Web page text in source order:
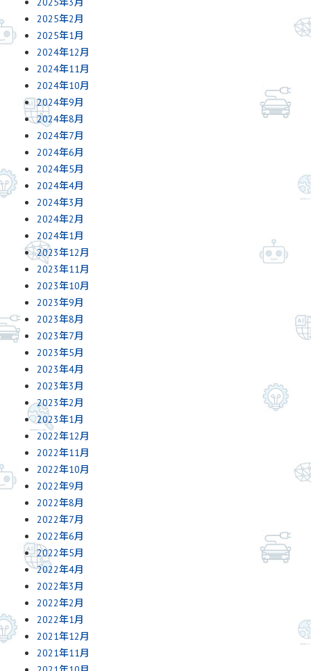
2025年2月
2025年1月
2024年12月
2024年11月
2024年10月
2024年9月
2024年8月
2024年7月
2024年6月
2024年5月
2024年4月
2024年3月
2024年2月
2024年1月
2023年12月
2023年11月
2023年10月
2023年9月
2023年8月
2023年7月
2023年5月
2023年4月
2023年3月
2023年2月
2023年1月
2022年12月
2022年11月
2022年10月
2022年9月
2022年8月
2022年7月
2022年6月
2022年5月
2022年4月
2022年3月
2022年2月
2022年1月
2021年12月
2021年11月